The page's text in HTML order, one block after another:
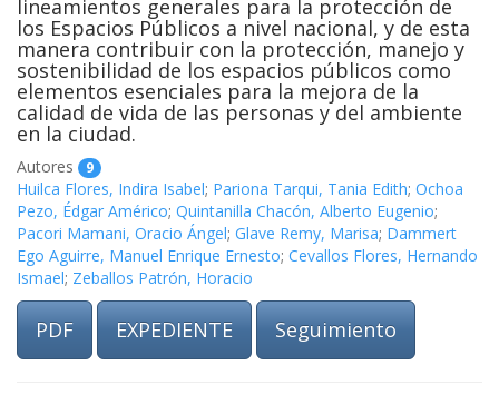
lineamientos generales para la protección de
los Espacios Públicos a nivel nacional, y de esta
manera contribuir con la protección, manejo y
sostenibilidad de los espacios públicos como
elementos esenciales para la mejora de la
calidad de vida de las personas y del ambiente
en la ciudad.
Autores 9
Huilca Flores, Indira Isabel; Pariona Tarqui, Tania Edith; Ochoa
Pezo, Édgar Américo; Quintanilla Chacón, Alberto Eugenio;
Pacori Mamani, Oracio Ángel; Glave Remy, Marisa; Dammert
Ego Aguirre, Manuel Enrique Ernesto; Cevallos Flores, Hernando
Ismael; Zeballos Patrón, Horacio
PDF EXPEDIENTE Seguimiento